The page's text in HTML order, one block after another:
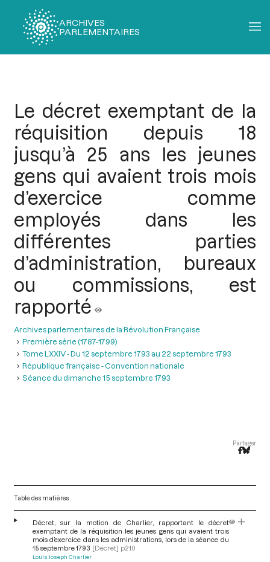
ARCHIVES
PARLEMENTAIRES
Le décret exemptant de la
réquisition depuis 18
jusqu’à 25 ans les jeunes
gens qui avaient trois mois
d’exercice comme
employés dans les
différentes parties
d’administration, bureaux
ou commissions, est
rapporté
Archives parlementaires de la Révolution Française
Première série (1787-1799)
Tome LXXIV - Du 12 septembre 1793 au 22 septembre 1793
République française - Convention nationale
Séance du dimanche 15 septembre 1793
Partager
Table des matières
Décret, sur la motion de Charlier, rapportant le décret
exemptant de la réquisition les jeunes gens qui avaient trois
mois d’exercice dans les administrations, lors de la séance du
15 septembre 1793 [Décret] p.210
Louis Joseph Charlier